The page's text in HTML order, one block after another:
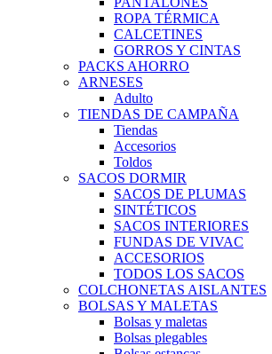
ROPA TÉRMICA
CALCETINES
GORROS Y CINTAS
PACKS AHORRO
ARNESES
Adulto
TIENDAS DE CAMPAÑA
Tiendas
Accesorios
Toldos
SACOS DORMIR
SACOS DE PLUMAS
SINTÉTICOS
SACOS INTERIORES
FUNDAS DE VIVAC
ACCESORIOS
TODOS LOS SACOS
COLCHONETAS AISLANTES
BOLSAS Y MALETAS
Bolsas y maletas
Bolsas plegables